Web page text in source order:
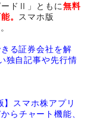
ドⅡ」ともに無料
。 スマホ版
る証券会社を解
独自記事や先行情
スマホ株アプリ
らチャート機能、